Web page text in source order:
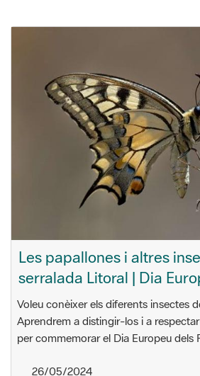
Les papallones i altres
serralada Litoral | Dia
Voleu conèixer els diferents insectes
Aprendrem a distingir-los i a
per commemorar el Dia Europeu dels
26/05/2024